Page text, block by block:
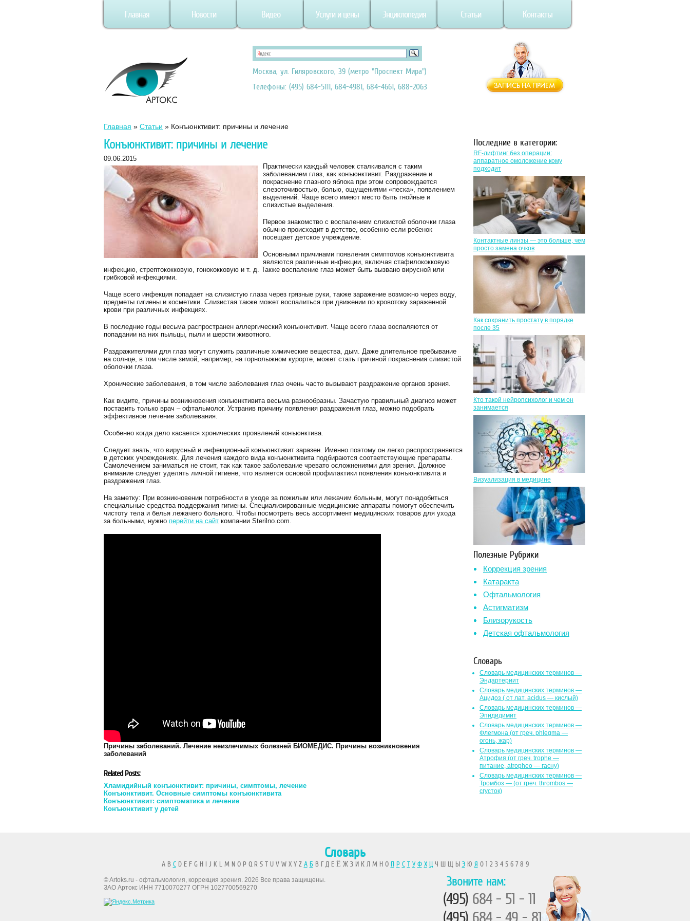
Главная Новости Видео Услуги и цены Энциклопедия Статьи Контакты
Москва, ул. Гиляровского, 39 (метро "Проспект Мира")
Телефоны: (495) 684-5111, 684-4981, 684-4661, 688-2063
Главная » Статьи » Конъюнктивит: причины и лечение
Конъюнктивит: причины и лечение
09.06.2015
Практически каждый человек сталкивался с таким
заболеванием глаз, как конъюнктивит. Раздражение и
покраснение глазного яблока при этом сопровождается
слезоточивостью, болью, ощущениями «песка», появлением
выделений. Чаще всего имеют место быть гнойные и
слизистые выделения.
Первое знакомство с воспалением слизистой оболочки глаза
обычно происходит в детстве, особенно если ребенок
посещает детское учреждение.
Основными причинами появления симптомов конъюнктивита
являются различные инфекции, включая стафилококковую
инфекцию, стрептококковую, гонококковую и т. д. Также воспаление глаз может быть вызвано вирусной или
грибковой инфекциями.
Чаще всего инфекция попадает на слизистую глаза через грязные руки, также заражение возможно через воду,
предметы гигиены и косметики. Слизистая также может воспалиться при движении по кровотоку зараженной
крови при различных инфекциях.
В последние годы весьма распространен аллергический конъюнктивит. Чаще всего глаза воспаляются от
попадании на них пыльцы, пыли и шерсти животного.
Раздражителями для глаз могут служить различные химические вещества, дым. Даже длительное пребывание
на солнце, в том числе зимой, например, на горнолыжном курорте, может стать причиной покраснения слизистой
оболочки глаза.
Хронические заболевания, в том числе заболевания глаз очень часто вызывают раздражение органов зрения.
Как видите, причины возникновения конъюнктивита весьма разнообразны. Зачастую правильный диагноз может
поставить только врач – офтальмолог. Устранив причину появления раздражения глаз, можно подобрать
эффективное лечение заболевания.
Особенно когда дело касается хронических проявлений конъюнктива.
Следует знать, что вирусный и инфекционный конъюнктивит заразен. Именно поэтому он легко распространяется
в детских учреждениях. Для лечения каждого вида конъюнктивита подбираются соответствующие препараты.
Самолечением заниматься не стоит, так как такое заболевание чревато осложнениями для зрения. Должное
внимание следует уделять личной гигиене, что является основой профилактики появления конъюнктивита и
раздражения глаз.
На заметку: При возникновении потребности в уходе за пожилым или лежачим больным, могут понадобиться
специальные средства поддержания гигиены. Специализированные медицинские аппараты помогут обеспечить
чистоту тела и белья лежачего больного. Чтобы посмотреть весь ассортимент медицинских товаров для ухода
за больными, нужно перейти на сайт компании Sterilno.com.
Причины заболеваний. Лечение неизлечимых болезней БИОМЕДИС. Причины возникновения
заболеваний
Related Posts:
Хламидийный конъюнктивит: причины, симптомы, лечение
Конъюнктивит. Основные симптомы конъюнктивита
Конъюнктивит: симптоматика и лечение
Конъюнктивит у детей
Последние в категории:
RF-лифтинг без операции:
аппаратное омоложение кому
подходит
Контактные линзы — это больше, чем
просто замена очков
Как сохранить простату в порядке
после 35
Кто такой нейропсихолог и чем он
занимается
Визуализация в медицине
Полезные Рубрики
Коррекция зрения
Катаракта
Офтальмология
Астигматизм
Близорукость
Детская офтальмология
Словарь
Словарь медицинских терминов —
Эндартериит
Словарь медицинских терминов —
Ацидоз ( от лат. асidus — кислый)
Словарь медицинских терминов —
Эпидидимит
Словарь медицинских терминов —
Флегмона (от гpeч. phlegma —
огонь, жар)
Словарь медицинских терминов —
Атрофия (от греч. trophe —
питание, atropheo — гасну)
Словарь медицинских терминов —
Тромбоз — (от греч. thrombos —
сгусток)
Словарь
A B CD E F G H I J K L M N O P Q R S T U V W X Y Z А БВ Г Д Е Ё Ж З И К Л М Н О П Р С Т У Ф Х ЦЧ Ш Щ Ы ЭЮ Я 0 1 2 3 4 5 6 7 8 9
© Artoks.ru - офтальмология, коррекция зрения. 2026 Все права защищены.
ЗАО Артокс ИНН 7710070277 ОГРН 1027700569270
Звоните нам:
(495) 684 - 51 - 11
(495) 684 - 49 - 81